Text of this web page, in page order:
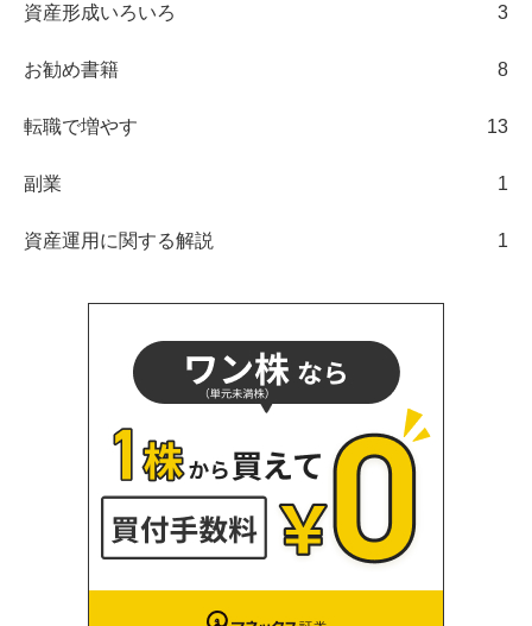
資産形成いろいろ 3
お勧め書籍 8
転職で増やす 13
副業 1
資産運用に関する解説 1